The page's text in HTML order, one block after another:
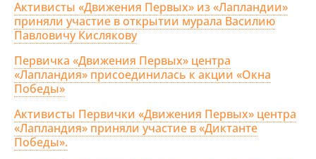
Активисты «Движения Первых» из «Лапландии»
приняли участие в открытии мурала Василию
Павловичу Кислякову
Первичка «Движения Первых» центра
«Лапландия» присоединилась к акции «Окна
Победы»
Активисты Первички «Движения Первых» центра
«Лапландия» приняли участие в «Диктанте
Победы».